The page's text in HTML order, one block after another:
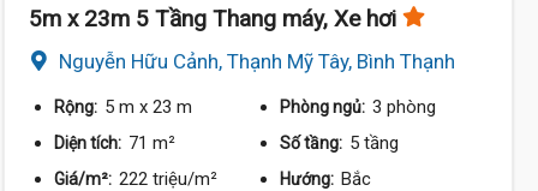
5m x 23m 5 Tầng Thang máy, Xe hơi
Nguyễn Hữu Cảnh, Thạnh Mỹ Tây, Bình Thạnh
Rộng: 5 m x 23 m Phòng ngủ: 3 phòng
Diện tích: 71 m² Số tầng: 5 tầng
Giá/m²: 222 triệu/m² Hướng: Bắc